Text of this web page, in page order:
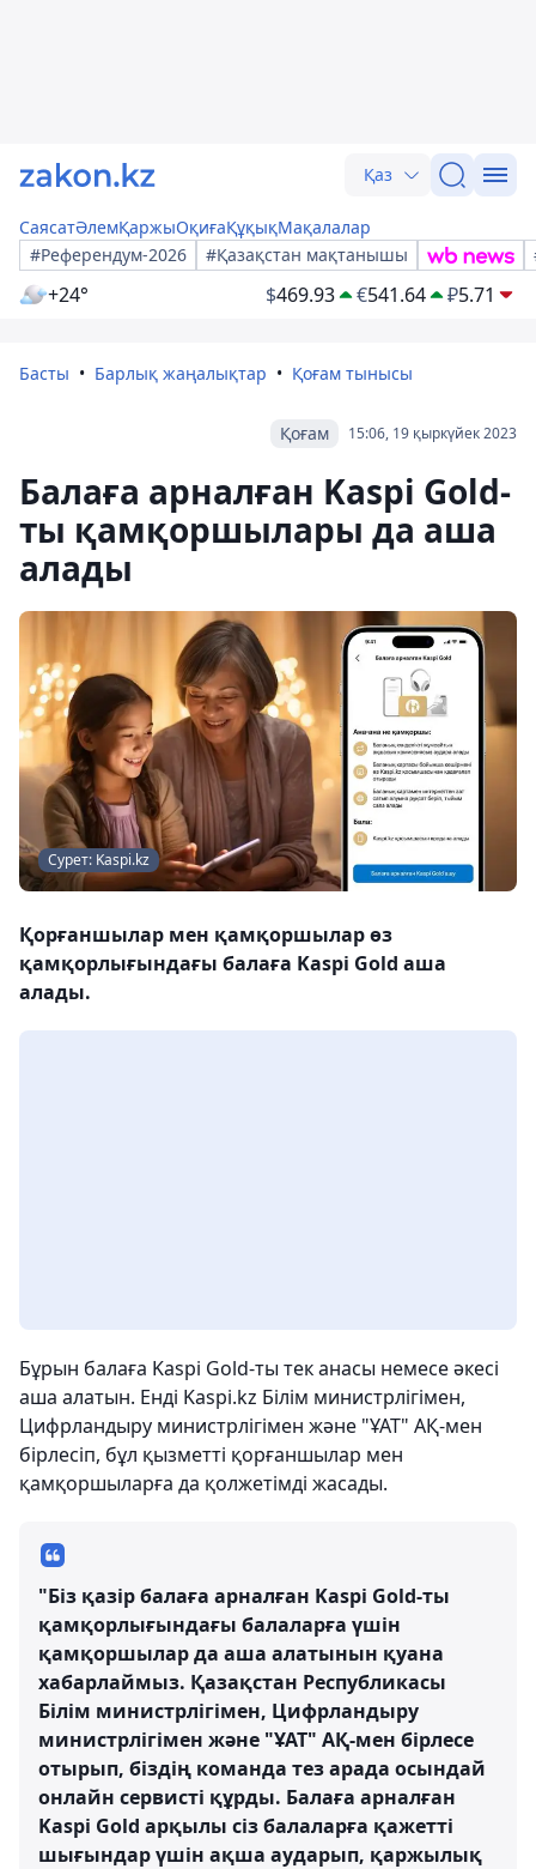
Қаз
СаясатӘлемҚаржыОқиғаҚұқықМақалалар
#Референдум-2026
#Қазақстан мақтанышы
+24° $469.93 €541.64 ₽5.71
Басты Барлық жаңалықтар Қоғам тынысы
15:06, 19 қыркүйек 2023
Қоғам
Балаға арналған Kaspi Gold-
ты қамқоршылары да аша
алады
Сурет: Kaspi.kz
Қорғаншылар мен қамқоршылар өз
қамқорлығындағы балаға Kaspi Gold аша
алады.
Бұрын балаға Kaspi Gold-ты тек анасы немесе әкесі
аша алатын. Енді Kaspi.kz Білім министрлігімен,
Цифрландыру министрлігімен және "ҰАТ" АҚ-мен
бірлесіп, бұл қызметті қорғаншылар мен
қамқоршыларға да қолжетімді жасады.
"Біз қазір балаға арналған Kaspi Gold-ты
қамқорлығындағы балаларға үшін
қамқоршылар да аша алатынын қуана
хабарлаймыз. Қазақстан Республикасы
Білім министрлігімен, Цифрландыру
министрлігімен және "ҰАТ" АҚ-мен бірлесе
отырып, біздің команда тез арада осындай
онлайн сервисті құрды. Балаға арналған
Kaspi Gold арқылы сіз балаларға қажетті
шығындар үшін ақша аударып, қаржылық